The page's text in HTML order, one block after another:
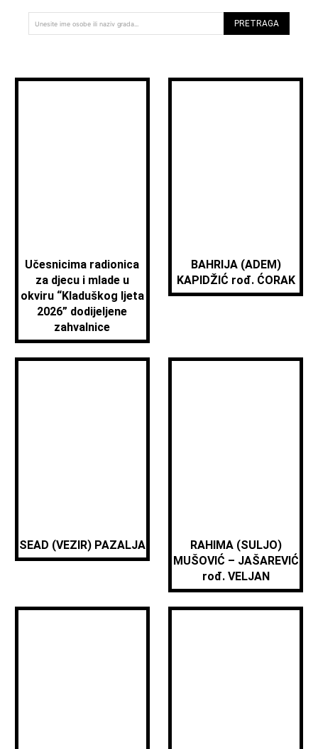
Unesite ime osobe ili naziv grada... PRETRAGA
Učesnicima radionica
za djecu i mlade u
okviru “Kladuškog ljeta
2026” dodijeljene
zahvalnice
BAHRIJA (ADEM)
KAPIDŽIĆ rođ. ĆORAK
SEAD (VEZIR) PAZALJA
RAHIMA (SULJO)
MUŠOVIĆ – JAŠAREVIĆ
rođ. VELJAN